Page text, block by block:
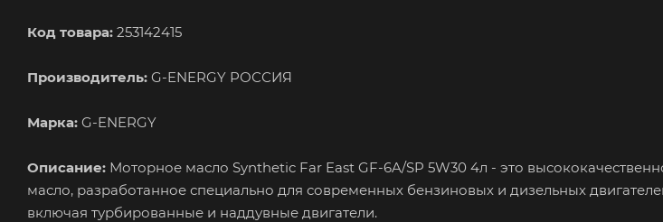
Код товара: 253142415
Производитель: G-ENERGY РОССИЯ
Марка: G-ENERGY
Описание: Моторное масло Synthetic Far East GF-6A/SP 5W30 4л - это
масло, разработанное специально для современных бензиновых и дизельных
включая турбированные и наддувные двигатели.